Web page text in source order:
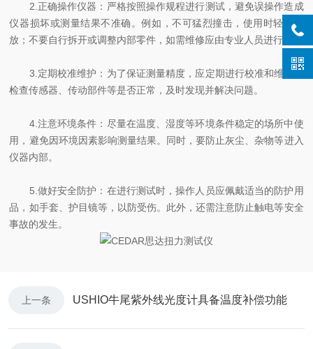
2.正确操作仪器：严格按照操作规程进行测试，避免误操作造成
仪器损坏或测量结果不准确。例如，不可猛烈撞击，使用时轻拿轻
放；不要自行拆开或调整内部零件，如需维修应由专业人员进行。
3.定期校准维护：为了保证测量精度，应定期进行校准和维护，
检查传感器、传动部件等是否正常，及时发现并解决问题。
4.注意环境条件：尽量在温度、湿度等环境条件稳定的场所中使
用，避免因环境因素影响测量结果。同时，要防止灰尘、杂物等进入
仪器内部。
5.做好安全防护：在进行测试时，操作人员应佩戴适当的防护用
品，如手套、护目镜等，以防受伤。此外，还需注意防止触电等安全
事故的发生。
上一条 USHIO牛尾紫外线光度计具备温度补偿功能